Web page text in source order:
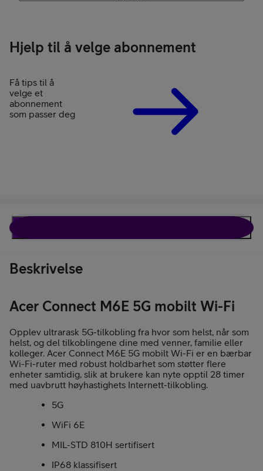
Hjelp til å velge abonnement
Få tips til å
velge et
abonnement
som passer deg
Beskrivelse
Acer Connect M6E 5G mobilt Wi-Fi
Opplev ultrarask 5G-tilkobling fra hvor som helst, når som
helst, og del tilkoblingene dine med venner, familie eller
kolleger. Acer Connect M6E 5G mobilt Wi-Fi er en bærbar
Wi-Fi-ruter med robust holdbarhet som støtter flere
enheter samtidig, slik at brukere kan nyte opptil 28 timer
med uavbrutt høyhastighets Internett-tilkobling.
5G
WiFi 6E
MIL-STD 810H sertifisert
IP68 klassifisert